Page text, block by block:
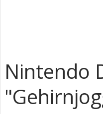
Nintendo